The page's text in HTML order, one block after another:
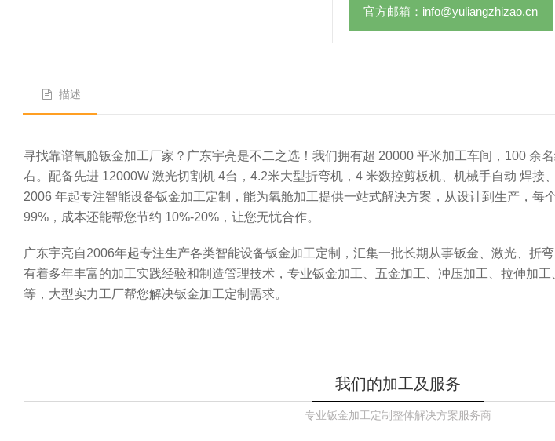
官方邮箱：info@yuliangzhizao.cn
描述
寻找靠谱氧舱钣金加工厂家？广东宇亮是不二之选！我们拥有超 20000 平米加工车间，100 余
右。配备先进 12000W 激光切割机 4台，4.2米大型折弯机，4 米数控剪板机、机械手自动 焊接
2006 年起专注智能设备钣金加工定制，能为氧舱加工提供一站式解决方案，从设计到生产，每
99%，成本还能帮您节约 10%-20%，让您无忧合作。
广东宇亮自2006年起专注生产各类智能设备钣金加工定制，汇集一批长期从事钣金、激光、折
有着多年丰富的加工实践经验和制造管理技术，专业钣金加工、五金加工、冲压加工、拉伸加
等，大型实力工厂帮您解决钣金加工定制需求。
我们的加工及服务
专业钣金加工定制整体解决方案服务商